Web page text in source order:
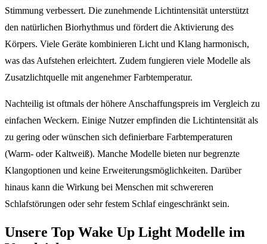
Stimmung verbessert. Die zunehmende Lichtintensität unterstützt
den natürlichen Biorhythmus und fördert die Aktivierung des
Körpers. Viele Geräte kombinieren Licht und Klang harmonisch,
was das Aufstehen erleichtert. Zudem fungieren viele Modelle als
Zusatzlichtquelle mit angenehmer Farbtemperatur.
Nachteilig ist oftmals der höhere Anschaffungspreis im Vergleich zu
einfachen Weckern. Einige Nutzer empfinden die Lichtintensität als
zu gering oder wünschen sich definierbare Farbtemperaturen
(Warm- oder Kaltweiß). Manche Modelle bieten nur begrenzte
Klangoptionen und keine Erweiterungsmöglichkeiten. Darüber
hinaus kann die Wirkung bei Menschen mit schwereren
Schlafstörungen oder sehr festem Schlaf eingeschränkt sein.
Unsere Top Wake Up Light Modelle im